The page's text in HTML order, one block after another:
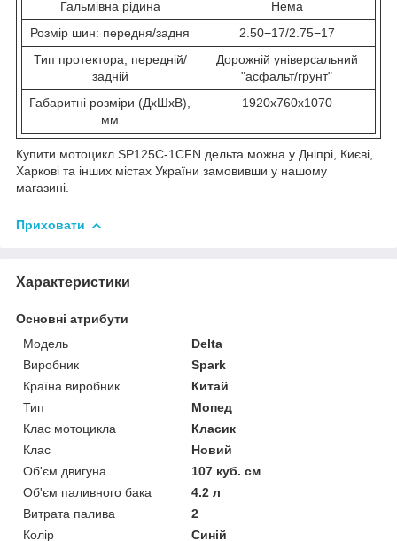
Гальмівна рідина
Нема
Розмір шин: передня/задня
2.50−17/2.75−17
Тип протектора, передній/
задній
Дорожній універсальний
"асфальт/грунт"
Габаритні розміри (ДхШхВ),
мм
1920х760х1070
Купити мотоцикл SP125C-1CFN дельта можна у Дніпрі, Києві,
Харкові та інших містах України замовивши у нашому
магазині.
Приховати
Характеристики
Основні атрибути
Модель
Delta
Виробник
Spark
Країна виробник
Китай
Тип
Мопед
Клас мотоцикла
Класик
Клас
Новий
Об'єм двигуна
107 куб. см
Об'єм паливного бака
4.2 л
Витрата палива
2
Колір
Синій